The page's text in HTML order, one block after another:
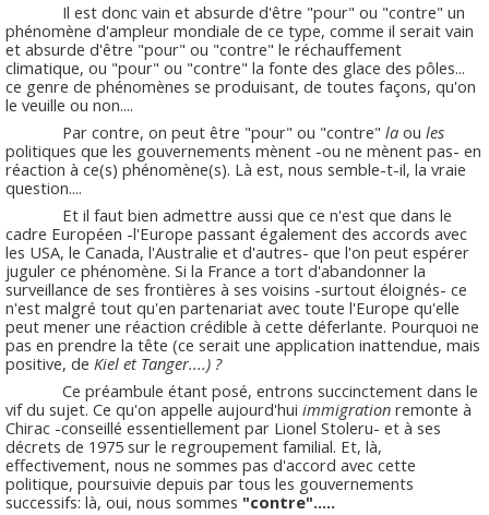
Il est donc vain et absurde d'être "pour" ou "contre" un
phénomène d'ampleur mondiale de ce type, comme il serait vain
et absurde d'être "pour" ou "contre" le réchauffement
climatique, ou "pour" ou "contre" la fonte des glace des pôles...
ce genre de phénomènes se produisant, de toutes façons, qu'on
le veuille ou non....
Par contre, on peut être "pour" ou "contre" la ou les
politiques que les gouvernements mènent -ou ne mènent pas- en
réaction à ce(s) phénomène(s). Là est, nous semble-t-il, la vraie
question....
Et il faut bien admettre aussi que ce n'est que dans le
cadre Européen -l'Europe passant également des accords avec
les USA, le Canada, l'Australie et d'autres- que l'on peut espérer
juguler ce phénomène. Si la France a tort d'abandonner la
surveillance de ses frontières à ses voisins -surtout éloignés- ce
n'est malgré tout qu'en partenariat avec toute l'Europe qu'elle
peut mener une réaction crédible à cette déferlante. Pourquoi ne
pas en prendre la tête (ce serait une application inattendue, mais
positive, de Kiel et Tanger....) ?
Ce préambule étant posé, entrons succinctement dans le
vif du sujet. Ce qu'on appelle aujourd'hui immigration remonte à
Chirac -conseillé essentiellement par Lionel Stoleru- et à ses
décrets de 1975 sur le regroupement familial. Et, là,
effectivement, nous ne sommes pas d'accord avec cette
politique, poursuivie depuis par tous les gouvernements
successifs: là, oui, nous sommes "contre".....